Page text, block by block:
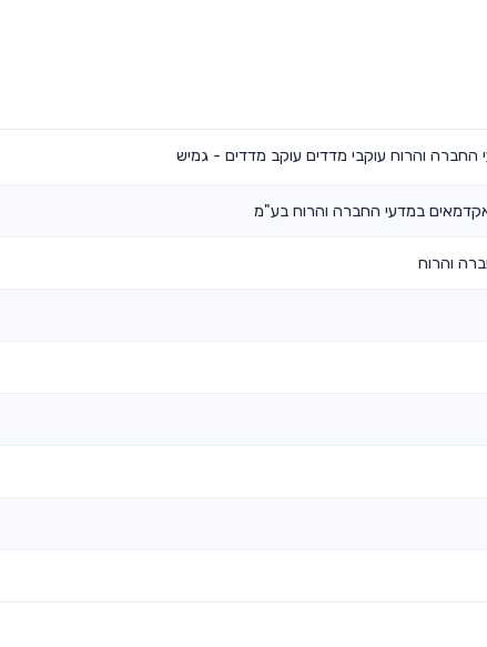
והרוח עוקבי מדדים עוקב מדדים - גמיש
במדעי החברה והרוח בע"מ
והרוח